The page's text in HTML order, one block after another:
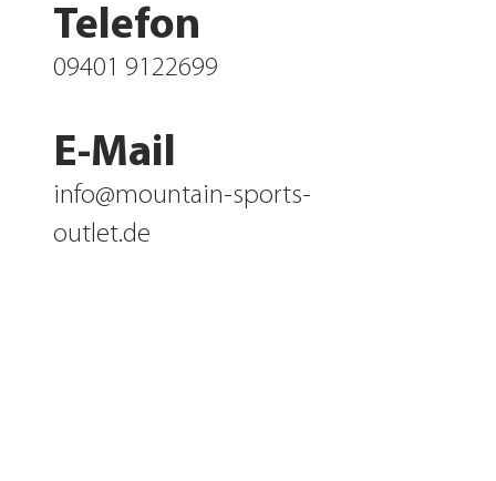
09401 9122699
Telefon
info@mountain-sports-
outlet.de
E-Mail